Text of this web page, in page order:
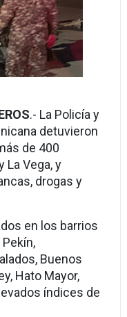
.- La Policía y
detuvieron
de 400
La Vega, y
dro­gas y
en los barrios
Buenos
Hato Mayor,
índices de